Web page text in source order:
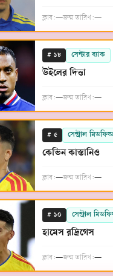
ক্লাব:—জন্ম তারিখ:—
# ১৮ সেন্টার ব্যাক
উইলের দিত্তা
ক্লাব:—জন্ম তারিখ:—
# ৫ সেন্ট্রাল
কেভিন কাস্তানিও
ক্লাব:—জন্ম তারিখ:—
# ১০ সেন্ট্রাল
হামেস রদ্রিগেস
ক্লাব:—জন্ম তারিখ:—